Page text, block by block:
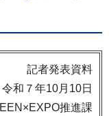
記者発表資料
令和７年10月10日
推進課